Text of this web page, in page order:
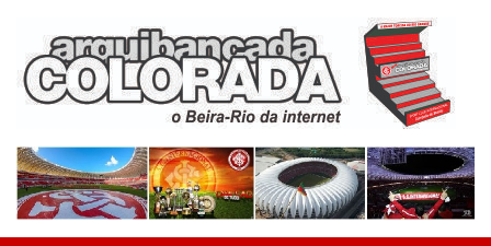
content
Arquibancada Colorada